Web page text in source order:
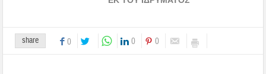
share 0 0 0